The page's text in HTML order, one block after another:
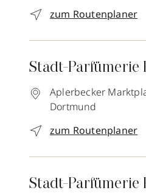
zum Routenplaner
Stadt-Parfümerie
Aplerbecker
Dortmund
zum Routenplaner
Stadt-Parfümerie